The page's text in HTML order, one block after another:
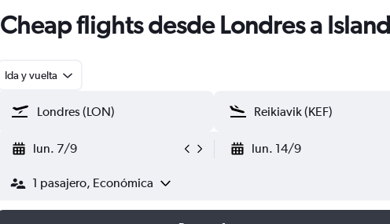
Cheap flights desde Londres a
Ida y vuelta
lun. 7/9 lun. 14/9
1 pasajero, Económica